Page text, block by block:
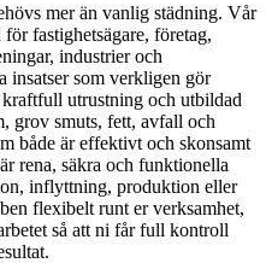
mer än vanlig städning. Vår
fastighetsägare, företag,
industrier och
insatser som verkligen gör
utrustning och utbildad
grov smuts, fett, avfall och
både är effektivt och skonsamt
rena, säkra och funktionella
inflyttning, produktion eller
flexibelt runt er verksamhet,
så att ni får full kontroll